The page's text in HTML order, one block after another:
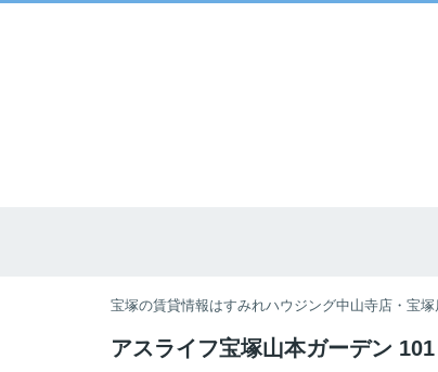
宝塚の賃貸情報はすみれハウジング中山寺店・宝塚
アスライフ宝塚山本ガーデン 101